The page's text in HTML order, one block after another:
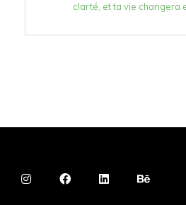
clarté, et ta vie changera